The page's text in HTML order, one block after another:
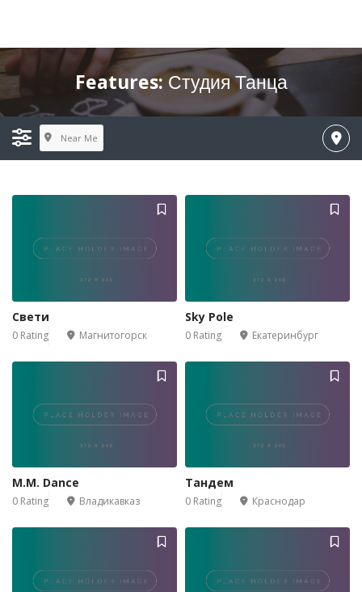
Features:Студия Танца
Near Me
Свети
0 Rating Магнитогорск
Sky Pole
0 Rating Екатеринбург
M.M. Dance
0 Rating Владикавказ
Тандем
0 Rating Краснодар